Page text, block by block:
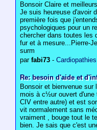
Bonsoir Claire et
Je suis heureuse d'avoir
première fois que
psychologiques pour un
chercher dans toutes les
fur et à mesure...Pierre-
surm
par fabi73-
Re: besoin d'aide et
Bonsoir et bienvenue
mois à c½ur ouvert d'une
CIV entre autre) et est
vit normalement sans
vraiment , bouge tout le
bien. Je sais que c'est